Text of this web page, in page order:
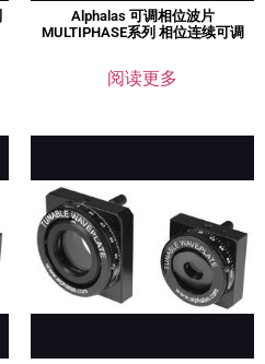
Alphalas 可调相位波片
MULTIPHASE系列 相位连续可调
阅读更多